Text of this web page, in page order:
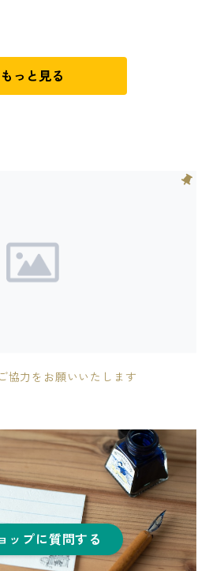
もっと見る
協力をお願いいたします
ップに質問する